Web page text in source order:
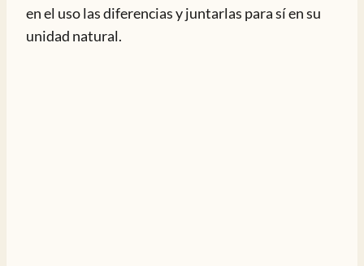
en el uso las diferencias y juntarlas para sí en su
unidad natural.